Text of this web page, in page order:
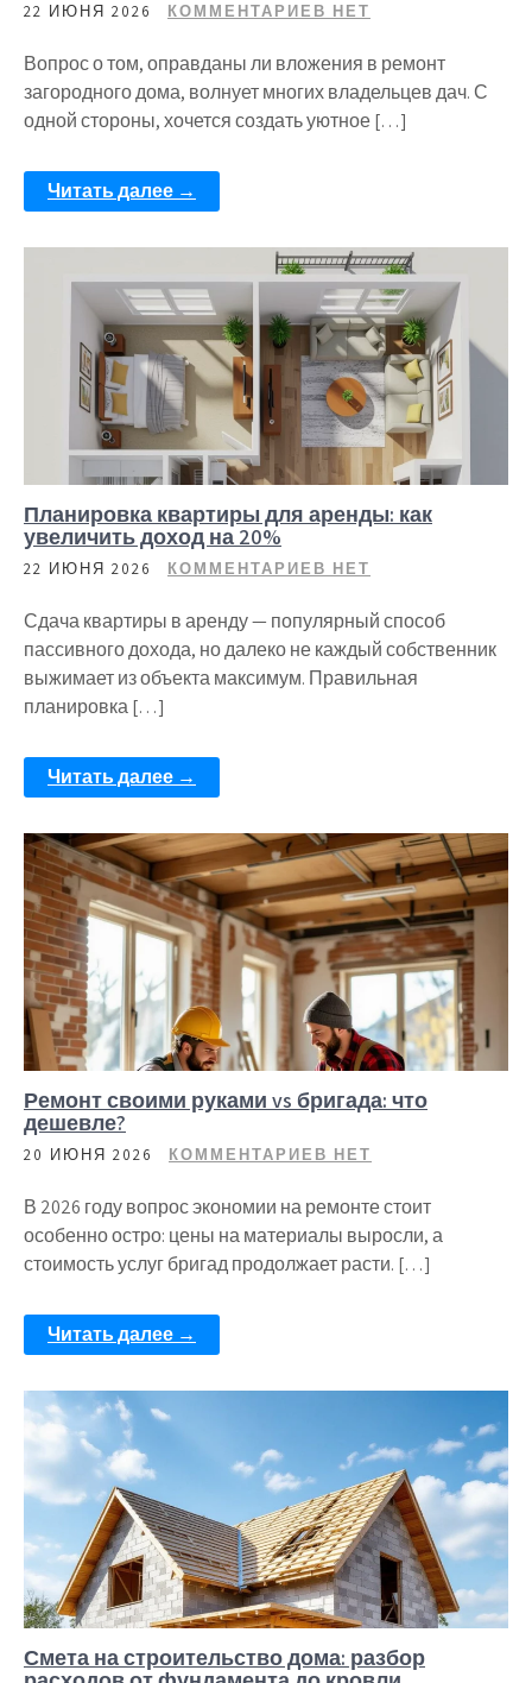
22 ИЮНЯ 2026 КОММЕНТАРИЕВ НЕТ
Вопрос о том, оправданы ли вложения в ремонт
загородного дома, волнует многих владельцев дач. С
одной стороны, хочется создать уютное […]
Читать далее →
Планировка квартиры для аренды: как
увеличить доход на 20%
22 ИЮНЯ 2026 КОММЕНТАРИЕВ НЕТ
Сдача квартиры в аренду — популярный способ
пассивного дохода, но далеко не каждый собственник
выжимает из объекта максимум. Правильная
планировка […]
Читать далее →
Ремонт своими руками vs бригада: что
дешевле?
20 ИЮНЯ 2026 КОММЕНТАРИЕВ НЕТ
В 2026 году вопрос экономии на ремонте стоит
особенно остро: цены на материалы выросли, а
стоимость услуг бригад продолжает расти. […]
Читать далее →
Смета на строительство дома: разбор